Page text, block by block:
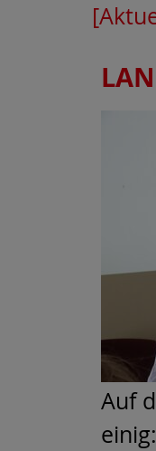
Auf